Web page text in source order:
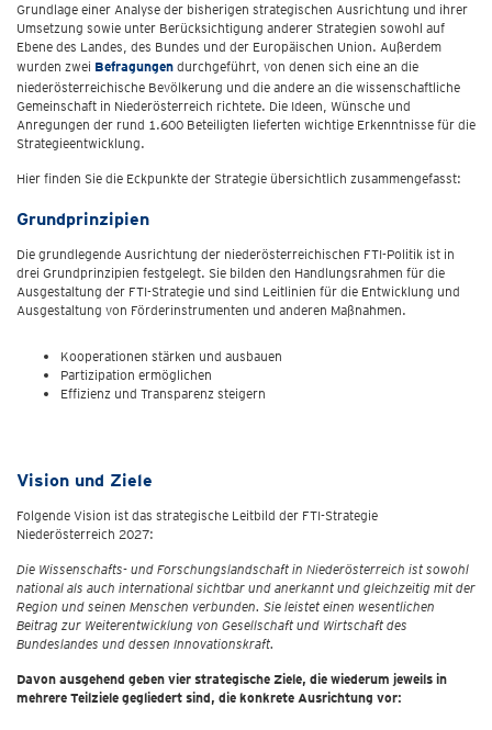
Grundlage einer Analyse der bisherigen strategischen Ausrichtung und ihrer
Umsetzung sowie unter Berücksichtigung anderer Strategien sowohl auf
Ebene des Landes, des Bundes und der Europäischen Union. Außerdem
wurden zwei Befragungen durchgeführt, von denen sich eine an die
niederösterreichische Bevölkerung und die andere an die wissenschaftliche
Gemeinschaft in Niederösterreich richtete. Die Ideen, Wünsche und
Anregungen der rund 1.600 Beteiligten lieferten wichtige Erkenntnisse für die
Strategieentwicklung.
Hier finden Sie die Eckpunkte der Strategie übersichtlich zusammengefasst:
Grundprinzipien
Die grundlegende Ausrichtung der niederösterreichischen FTI-Politik ist in
drei Grundprinzipien festgelegt. Sie bilden den Handlungsrahmen für die
Ausgestaltung der FTI-Strategie und sind Leitlinien für die Entwicklung und
Ausgestaltung von Förderinstrumenten und anderen Maßnahmen.
Kooperationen stärken und ausbauen
Partizipation ermöglichen
Effizienz und Transparenz steigern
Vision und Ziele
Folgende Vision ist das strategische Leitbild der FTI-Strategie
Niederösterreich 2027:
Die Wissenschafts- und Forschungslandschaft in Niederösterreich ist sowohl
national als auch international sichtbar und anerkannt und gleichzeitig mit der
Region und seinen Menschen verbunden. Sie leistet einen wesentlichen
Beitrag zur Weiterentwicklung von Gesellschaft und Wirtschaft des
Bundeslandes und dessen Innovationskraft.
Davon ausgehend geben vier strategische Ziele, die wiederum jeweils in
mehrere Teilziele gegliedert sind, die konkrete Ausrichtung vor: